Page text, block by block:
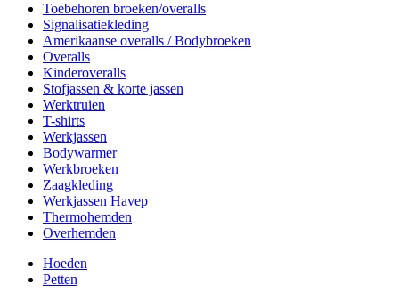
Toebehoren broeken/overalls
Signalisatiekleding
Amerikaanse overalls / Bodybroeken
Overalls
Kinderoveralls
Stofjassen & korte jassen
Werktruien
T-shirts
Werkjassen
Bodywarmer
Werkbroeken
Zaagkleding
Werkjassen Havep
Thermohemden
Overhemden
Hoeden
Petten